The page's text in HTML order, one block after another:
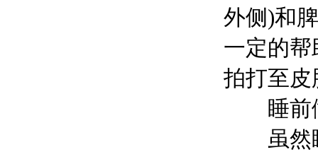
外侧)和
一定的
拍打至
睡前
虽然睡